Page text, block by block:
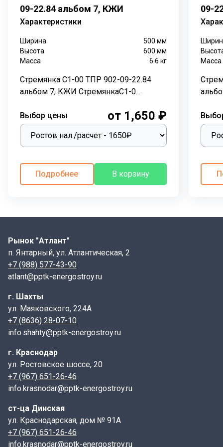
«ППТК «ЭНЕРГОСТРОЙ» предназначены для
установки в канализационных колодцах и других
для безопасного спуска и подъема специалистов при
проведении работ по обслуживанию и очистке
Конструкция:
ВСт3сп, а их конструкция выполнена согласно
технической документацииТПР 902-09-22.84 альбом
7, КЖИ
Технология производства:
Монтаж осуществляется с помощью электросварки, а
увеличивает срок службы.
Монтаж:
Стремянка С1-08 устанавливается на подготовленное
основание вертикально, при необходимости
можно крепить к стенке колодца.
Сопутствующие товары:
Для установки стремянк С1-08 могут потребоваться
дополнительные элементы, такие как днища колодца,
плиты перекрытия, люки и соединительные
элементы.
Контроль качества:
документов, включая паспорт качества и сертификаты
на использованные материалы. Стремянки отличаются
малым весом и компактными размерами, что
09-22.84 альбом 7, КЖИ
Характеристики
Ширина 500мм
Высота
600мм
Масса
6.6кг
Стремянка С1-00 ТПР 902-09-22.84
альбом 7, КЖИ СтремянкаС1-0...
Выбор цены от 1,650 ₽
Подробнее В корзину
09-
Масса
Рынок "Атлант"
п. Янтарный, ул. Атлантическая, 2
+7 (988) 577-43-90
atlant@pptk-energostroy.ru
г. Шахты
ул. Маяковского, 224А
+7 (8636) 28-07-10
info.shahty@pptk-energostroy.ru
г. Краснодар
ул. Ростовское шоссе, 20
+7 (967) 651-26-46
info.krasnodar@pptk-energostroy.ru
ст-ца Динская
ул. Краснодарская, дом № 91А
+7 (967) 651-26-46
info.krasnodar@pptk-energostroy.ru